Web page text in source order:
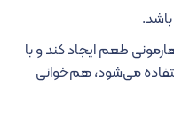
طعم ایجاد کند و با
می‌شود، هم‌خوانی